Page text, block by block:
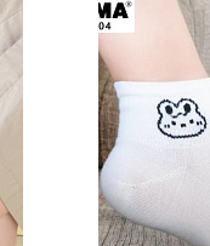
В упаковке: